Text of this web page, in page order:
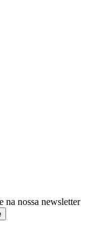
na nossa newsletter